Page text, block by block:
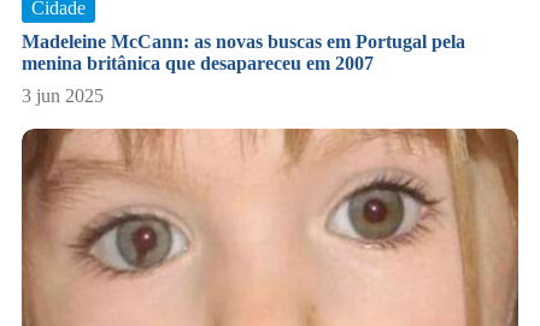
Cidade
Madeleine McCann: as novas buscas em Portugal pela
menina britânica que desapareceu em 2007
3 jun 2025